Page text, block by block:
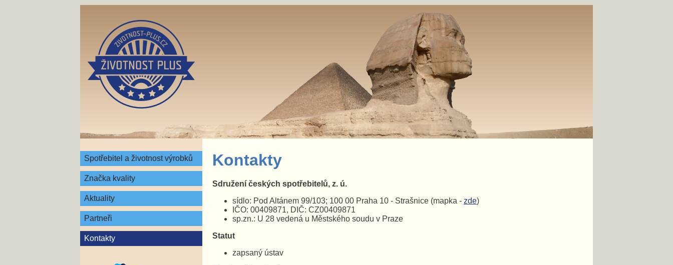
Spotřebitel a životnost výrobků
Značka kvality
Aktuality
Partneři
Kontakty
Kontakty
Sdružení českých spotřebitelů, z. ú.
sídlo: Pod Altánem 99/103; 100 00 Praha 10 - Strašnice (mapka - zde)
IČO: 00409871, DIČ: CZ00409871
sp.zn.: U 28 vedená u Městského soudu v Praze
Statut
zapsaný ústav